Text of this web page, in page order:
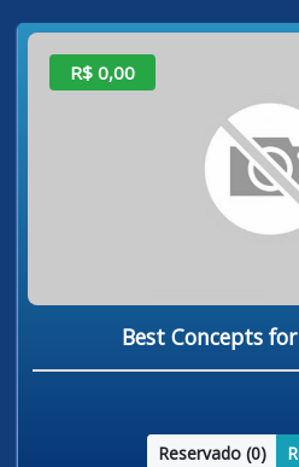
R$ 0,00
Best Concepts
Reservado (0)